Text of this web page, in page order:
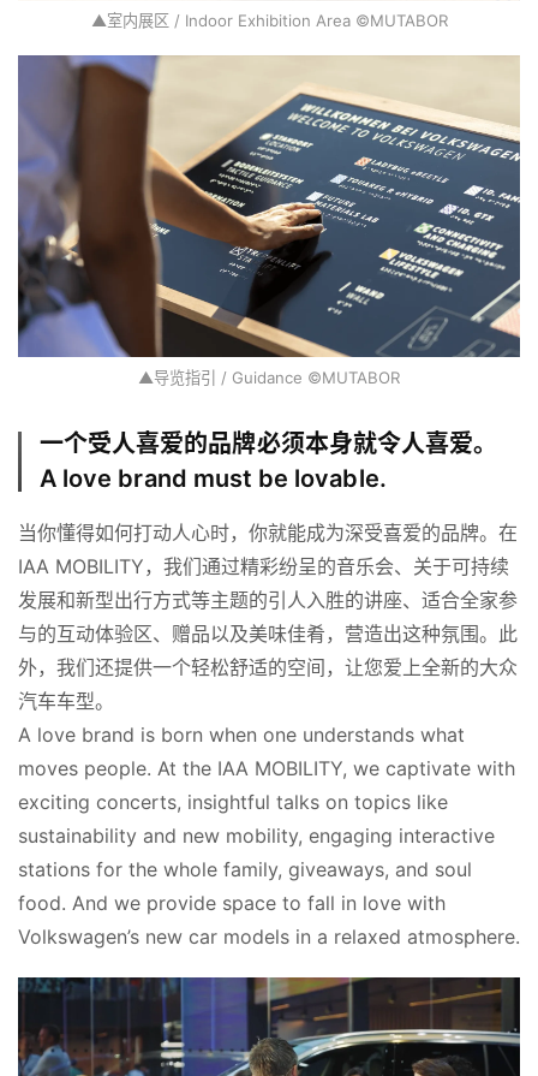
▲室内展区 / Indoor Exhibition Area ©MUTABOR
▲导览指引 / Guidance ©MUTABOR
一个受人喜爱的品牌必须本身就令人喜爱。
A love brand must be lovable.
当你懂得如何打动人心时，你就能成为深受喜爱的品牌。在
IAA MOBILITY，我们通过精彩纷呈的音乐会、关于可持续
发展和新型出行方式等主题的引人入胜的讲座、适合全家参
与的互动体验区、赠品以及美味佳肴，营造出这种氛围。此
外，我们还提供一个轻松舒适的空间，让您爱上全新的大众
汽车车型。
A love brand is born when one understands what
moves people. At the IAA MOBILITY, we captivate with
exciting concerts, insightful talks on topics like
sustainability and new mobility, engaging interactive
stations for the whole family, giveaways, and soul
food. And we provide space to fall in love with
Volkswagen’s new car models in a relaxed atmosphere.